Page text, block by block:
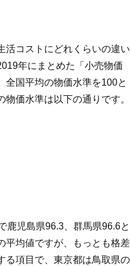
活コストにどれくらいの違い
年にまとめた「小売物価
全国平均の物価水準を100と
価水準は以下の通りです。
鹿児島県96.3、群馬県96.6と
平均値ですが、もっとも格差
る項目で、東京都は鳥取県の